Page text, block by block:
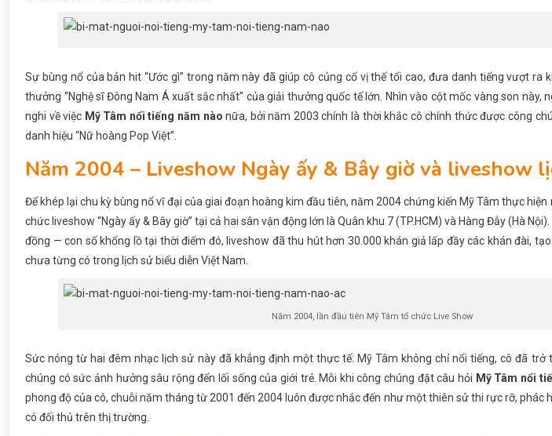
Sự bùng nổ của bản hit “Ước gì” trong năm này đã giúp cô củng cố vị thế tối cao, đưa danh tiếng vượt ra
thưởng “Nghệ sĩ Đông Nam Á xuất sắc nhất” của giải thưởng quốc tế lớn. Nhìn vào cột mốc vàng son này,
nghi về việc Mỹ Tâm nổi tiếng năm nào nữa, bởi năm 2003 chính là thời khắc cô chính thức được công
danh hiệu “Nữ hoàng Pop Việt”.
Năm 2004 – Liveshow Ngày ấy & Bây giờ và liveshow
Để khép lại chu kỳ bùng nổ vĩ đại của giai đoạn hoàng kim đầu tiên, năm 2004 chứng kiến Mỹ Tâm thực
chức liveshow “Ngày ấy & Bây giờ” tại cả hai sân vận động lớn là Quân khu 7 (TP.HCM) và Hàng Đẫy (Hà
đồng — con số khổng lồ tại thời điểm đó, liveshow đã thu hút hơn 30.000 khán giả lấp đầy các khán đài,
chưa từng có trong lịch sử biểu diễn Việt Nam.
Năm 2004, lần đầu tiên Mỹ Tâm tổ chức Live Show
Sức nóng từ hai đêm nhạc lịch sử này đã khẳng định một thực tế: Mỹ Tâm không chỉ nổi tiếng, cô đã trở
chúng có sức ảnh hưởng sâu rộng đến lối sống của giới trẻ. Mỗi khi công chúng đặt câu hỏi Mỹ Tâm nổi
phong độ của cô, chuỗi năm tháng từ 2001 đến 2004 luôn được nhắc đến như một thiên sử thi rực rỡ, phác
có đối thủ trên thị trường.